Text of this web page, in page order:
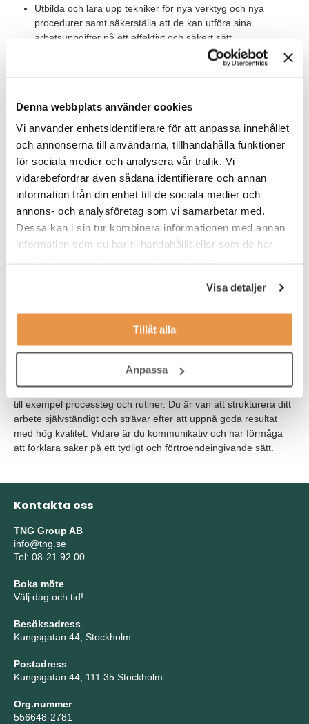
Denna webbplats använder cookies
Vi använder enhetsidentifierare för att anpassa innehållet
och annonserna till användarna, tillhandahålla funktioner
för sociala medier och analysera vår trafik. Vi
vidarebefordrar även sådana identifierare och annan
information från din enhet till de sociala medier och
annons- och analysföretag som vi samarbetar med.
Dessa kan i sin tur kombinera informationen med annan
information som du har tillhandahållit eller som de har
Visa detaljer
Tillåt alla
Anpassa
Utbilda och lära upp tekniker för nya verktyg och nya
procedurer samt säkerställa att de kan utföra sina
arbetsuppgifter på ett effektivt och säkert sätt.
I rollen som processingenjör tillhör du avdelningen för arean Våt
som idag består av tre medarbetare. Du samarbetar närmast
med dina kollegor inom våt-arean samt andra areor såsom
torretsning / tunnfilmsdeponering, epitaxi, litografi och
nedtunning. Det innebär att du har många olika kontaktytor
både med kollegorna på siten i Järfälla och med kollegorna runt
om i världen.
Din arbetsplats är Coherents kontor som är beläget i Järfälla,
Stockholm. Tjänsten är på heltid och önskad start är så snart
som möjligt, med hänsyn till eventuell uppsägningstid.
motsvarande inriktning. Det är en fördel om du har erfarenhet
av arbete inom tillverkningsindustrin, produktion eller
renrumsmiljö. Vidare ser vi gärna att du är flytande i svenska
Som person är du nyfiken och drivs av att förbättra och utveckla
till exempel processteg och rutiner. Du är van att strukturera ditt
arbete självständigt och strävar efter att uppnå goda resultat
med hög kvalitet. Vidare är du kommunikativ och har förmåga
att förklara saker på ett tydligt och förtroendeingivande sätt.
Kontakta oss
TNG Group AB
info@tng.se
Tel: 08-21 92 00
Boka möte
Välj dag och tid!
Besöksadress
Kungsgatan 44, Stockholm
Postadress
Kungsgatan 44, 111 35 Stockholm
Org.nummer
556648-2781